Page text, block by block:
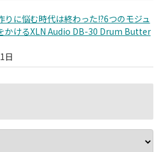
りに悩む時代は終わった!?6つのモジュ
かけるXLN Audio DB-30 Drum Butter
日